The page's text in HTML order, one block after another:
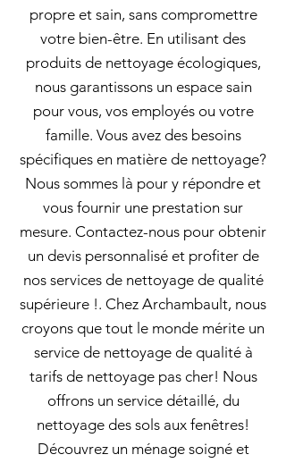
propre et sain, sans compromettre
votre bien-être. En utilisant des
produits de nettoyage écologiques,
nous garantissons un espace sain
pour vous, vos employés ou votre
famille. Vous avez des besoins
spécifiques en matière de nettoyage?
Nous sommes là pour y répondre et
vous fournir une prestation sur
mesure. Contactez-nous pour obtenir
un devis personnalisé et profiter de
nos services de nettoyage de qualité
supérieure !. Chez Archambault, nous
croyons que tout le monde mérite un
service de nettoyage de qualité à
tarifs de nettoyage pas cher! Nous
offrons un service détaillé, du
nettoyage des sols aux fenêtres!
Découvrez un ménage soigné et